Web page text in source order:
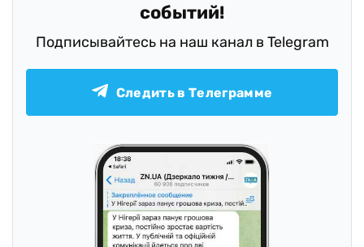
событий!
Подписывайтесь на наш канал в Telegram
Следить в Телеграмме